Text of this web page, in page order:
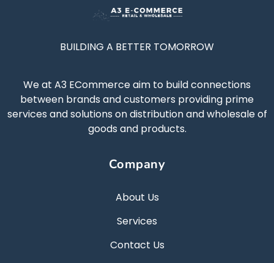
BUILDING A BETTER TOMORROW
We at A3 ECommerce aim to build connections
between brands and customers providing prime
services and solutions on distribution and wholesale of
goods and products.
Company
About Us
Services
Contact Us